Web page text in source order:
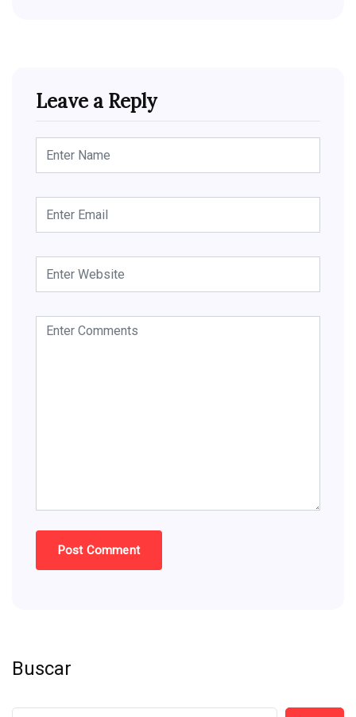
Leave a Reply
Buscar